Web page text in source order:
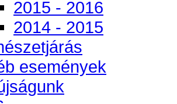
2015 - 2016
2014 - 2015
események